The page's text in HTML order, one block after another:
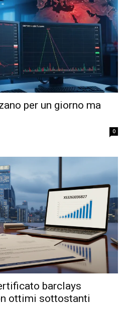
per un giorno ma
0
barclays
ottimi sottostanti